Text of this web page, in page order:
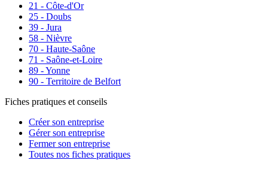
21 - Côte-d'Or
25 - Doubs
39 - Jura
58 - Nièvre
70 - Haute-Saône
71 - Saône-et-Loire
89 - Yonne
90 - Territoire de Belfort
Fiches pratiques et conseils
Créer son entreprise
Gérer son entreprise
Fermer son entreprise
Toutes nos fiches pratiques